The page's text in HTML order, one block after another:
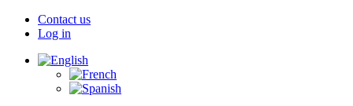
Contact us
Log in